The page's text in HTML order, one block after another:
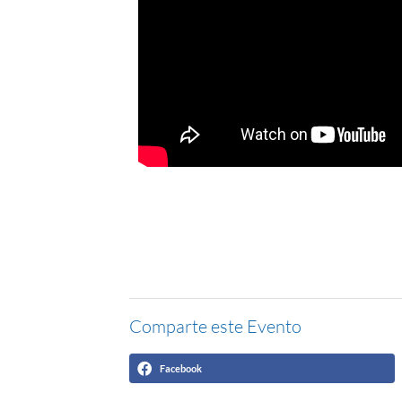
Comparte este Evento
Facebook